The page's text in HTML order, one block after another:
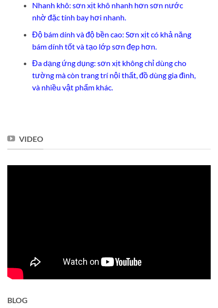
Nhanh khô: sơn xịt khô nhanh hơn sơn nước
nhờ đặc tính bay hơi nhanh.
Độ bám dính và độ bền cao: Sơn xịt có khả năng
bám dính tốt và tạo lớp sơn đẹp hơn.
Đa dạng ứng dụng: sơn xịt không chỉ dùng cho
tường mà còn trang trí nội thất, đồ dùng gia đình,
và nhiều vật phẩm khác.
VIDEO
BLOG